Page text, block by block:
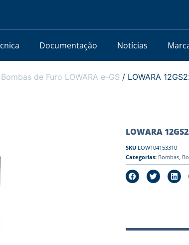
Documentação Notícias
Bombas de Furo LOWARA e-GS / LOWARA
LOWARA
SKU LOW104153310
Categorias: Bombas,